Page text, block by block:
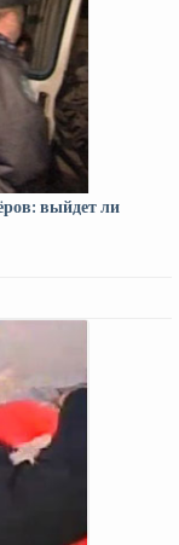
выйдет ли